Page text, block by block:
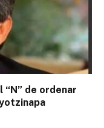
“N” de ordenar